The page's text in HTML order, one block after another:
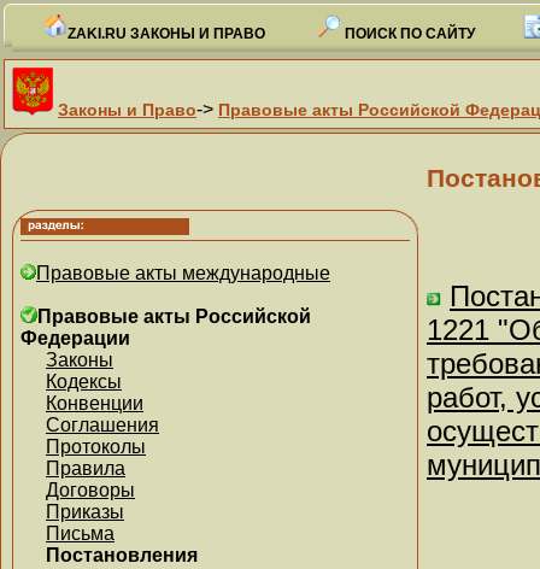
ZAKI.RU ЗАКОНЫ И ПРАВО ПОИСК ПО САЙТУ
Законы и Право-> Правовые акты Российской
Правовые акты международные
Правовые акты Российской
Федерации
Законы
Кодексы
Конвенции
Соглашения
Протоколы
Правила
Договоры
Приказы
Письма
Постановления
1221
работ,